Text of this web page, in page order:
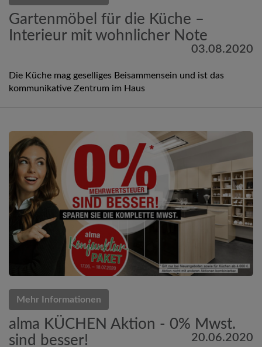
Gartenmöbel für die Küche –
Interieur mit wohnlicher Note
03.08.2020
Die Küche mag geselliges Beisammensein und ist das
kommunikative Zentrum im Haus
Mehr Informationen
alma KÜCHEN Aktion - 0% Mwst.
sind besser!
20.06.2020